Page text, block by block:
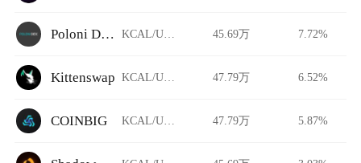
Poloni DEX KCAL/USDT 45.69万 7.72%
Kittenswap KCAL/USDT 47.79万 6.52%
COINBIG KCAL/USDT 47.79万 5.87%